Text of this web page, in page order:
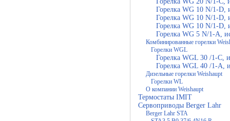
Горелка WG 10 N/1-
Горелка WG 10 N/1-D,
Горелка WG 10 N/1-D,
Горелка WG 5 N/1-A,
Комбинированные горелки
Горелки WGL
Горелка WGL 30 /1-C,
Горелка WGL 40 /1-A,
Дизельные горелки Weishaupt
Горелки WL
О компании Weishaupt
Термостаты IMIT
Сервоприводы Berger Lahr
Berger Lahr STA